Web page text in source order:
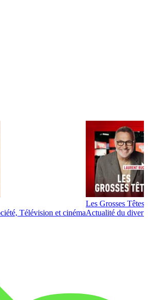
Télévision et cinéma
Les Grosses Têtes
Actualité du